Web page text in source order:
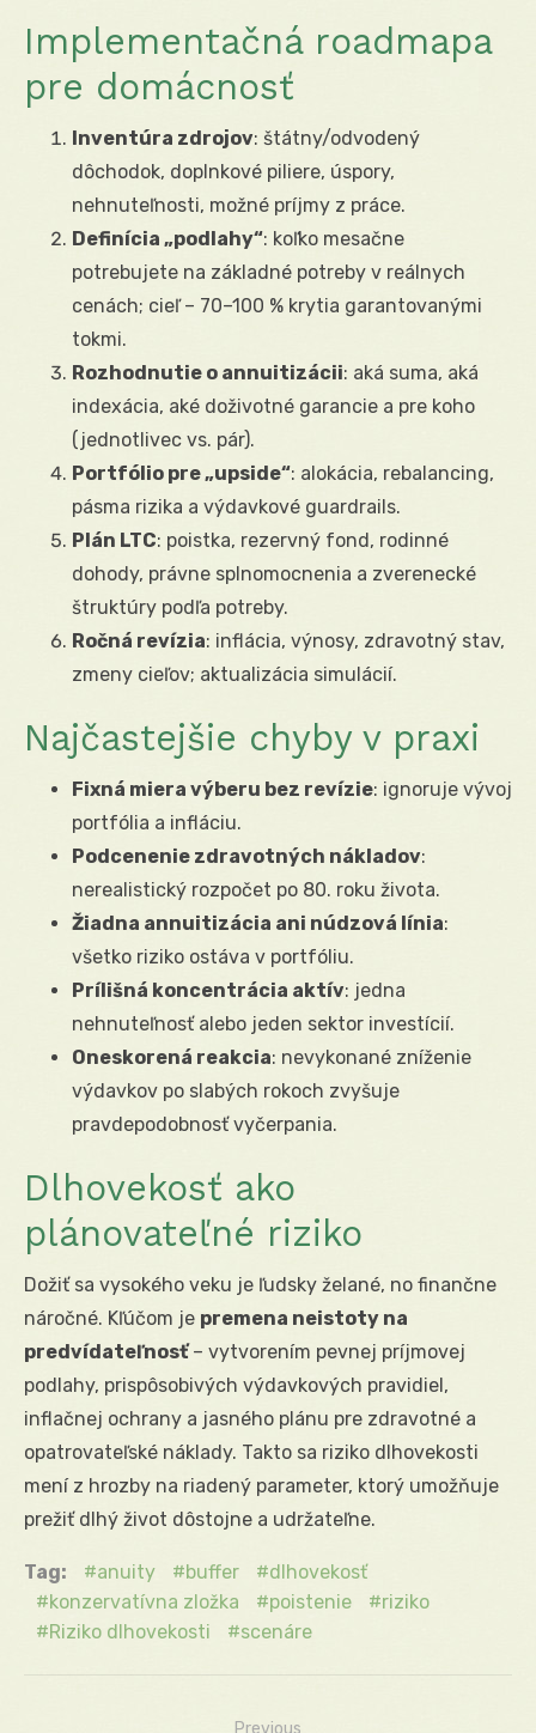
Implementačná roadmapa
pre domácnosť
Inventúra zdrojov: štátny/odvodený
dôchodok, doplnkové piliere, úspory,
nehnuteľnosti, možné príjmy z práce.
Definícia „podlahy“: koľko mesačne
potrebujete na základné potreby v reálnych
cenách; cieľ – 70–100 % krytia garantovanými
tokmi.
Rozhodnutie o annuitizácii: aká suma, aká
indexácia, aké doživotné garancie a pre koho
(jednotlivec vs. pár).
Portfólio pre „upside“: alokácia, rebalancing,
pásma rizika a výdavkové guardrails.
Plán LTC: poistka, rezervný fond, rodinné
dohody, právne splnomocnenia a zverenecké
štruktúry podľa potreby.
Ročná revízia: inflácia, výnosy, zdravotný stav,
zmeny cieľov; aktualizácia simulácií.
Najčastejšie chyby v praxi
Fixná miera výberu bez revízie: ignoruje vývoj
portfólia a infláciu.
Podcenenie zdravotných nákladov:
nerealistický rozpočet po 80. roku života.
Žiadna annuitizácia ani núdzová línia:
všetko riziko ostáva v portfóliu.
Prílišná koncentrácia aktív: jedna
nehnuteľnosť alebo jeden sektor investícií.
Oneskorená reakcia: nevykonané zníženie
výdavkov po slabých rokoch zvyšuje
pravdepodobnosť vyčerpania.
Dlhovekosť ako
plánovateľné riziko
Dožiť sa vysokého veku je ľudsky želané, no finančne
náročné. Kľúčom je premena neistoty na
predvídateľnosť– vytvorením pevnej príjmovej
podlahy, prispôsobivých výdavkových pravidiel,
inflačnej ochrany a jasného plánu pre zdravotné a
opatrovateľské náklady. Takto sa riziko dlhovekosti
mení z hrozby na riadený parameter, ktorý umožňuje
prežiť dlhý život dôstojne a udržateľne.
Tag: anuity buffer
dlhovekosť
konzervatívna zložka
poistenie
riziko
Riziko dlhovekosti
scenáre
Previous